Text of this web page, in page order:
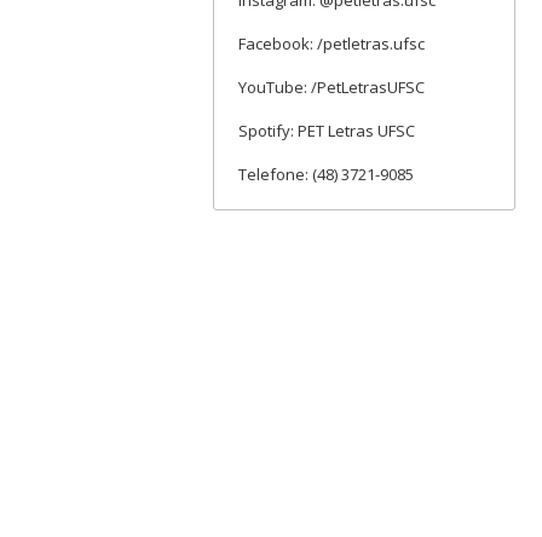
Facebook: /petletras.ufsc
YouTube: /PetLetrasUFSC
Spotify: PET Letras UFSC
Telefone: (48) 3721-9085